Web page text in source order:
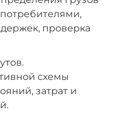
проверка
схемы
затрат и